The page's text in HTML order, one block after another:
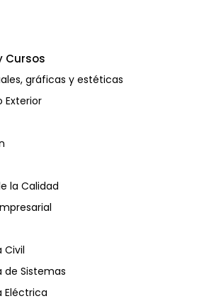
Cursos
gráficas y estéticas
Exterior
la Calidad
Civil
de Sistemas
Eléctrica